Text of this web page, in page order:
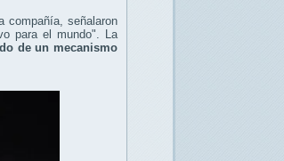
compañía, señalaron
para el mundo". La
de un mecanismo